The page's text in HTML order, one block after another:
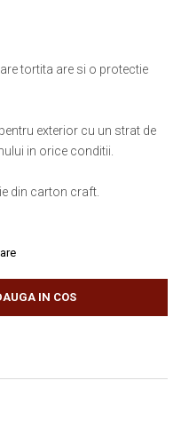
tortita are si o protectie
exterior cu un strat de
in orice conditii.
din carton craft.
IN COS